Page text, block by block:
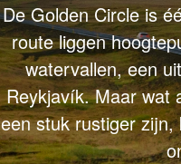
De Golden Circle is
route liggen
watervallen, een
Reykjavík. Maar wat
een stuk rustiger